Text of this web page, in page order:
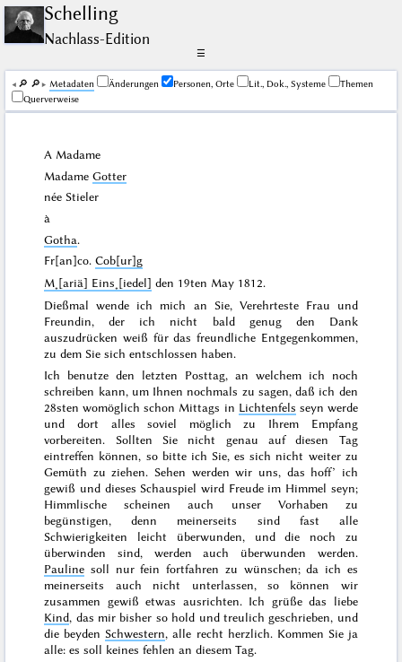
Schelling
Nachlass-Edition
☰
🔎︎ 🔎︎ Me­ta­da­ten Änderungen Personen, Orte Lit., Dok., Systeme
Themen
Querverweise
A Madame
MadameGotter
née Stieler
à
Gotha.
Fr[an]co.Cob[ur]g
M˖[ariä] Eins˖[iedel] den 19ten May 1812.
Dießmal wende ich mich an Sie, Verehrteste Frau und
Freundin, der ich nicht bald genug den Dank
auszudrücken weiß für das freundliche Entgegenkommen,
zu dem Sie sich entschlossen haben.
Ich benutze den letzten Posttag, an welchem ich noch
schreiben kann, um Ihnen nochmals zu sagen, daß ich den
28sten womöglich schon Mittags in Lichtenfels seyn werde
und dort alles soviel möglich zu Ihrem Empfang
vorbereiten. Sollten Sie nicht genau auf diesen Tag
eintreffen können, so bitte ich Sie, es sich nicht weiter zu
Gemüth zu ziehen. Sehen werden wir uns, das hoff’ ich
gewiß und dieses Schauspiel wird Freude im Himmel seyn;
Himmlische scheinen auch unser Vorhaben zu
begünstigen, denn meinerseits sind fast alle
Schwierigkeiten leicht überwunden, und die noch zu
überwinden sind, werden auch überwunden werden.
Pauline soll nur feinfortfahren zu wünschen; da ich es
meinerseits auch nicht unterlassen, so können wir
zusammen gewiß etwas ausrichten. Ich grüße das liebe
Kind, das mir bisher so hold und treulich geschrieben, und
die beyden Schwestern, alle recht herzlich. Kommen Sie ja
alle: es soll keines fehlen an diesem Tag.